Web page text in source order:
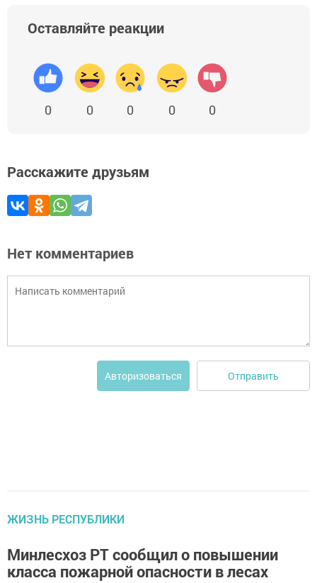
Оставляйте реакции
0 0 0 0 0
Расскажите друзьям
Нет комментариев
Авторизоваться Отправить
ЖИЗНЬ РЕСПУБЛИКИ
Минлесхоз РТ сообщил о повышении
класса пожарной опасности в лесах